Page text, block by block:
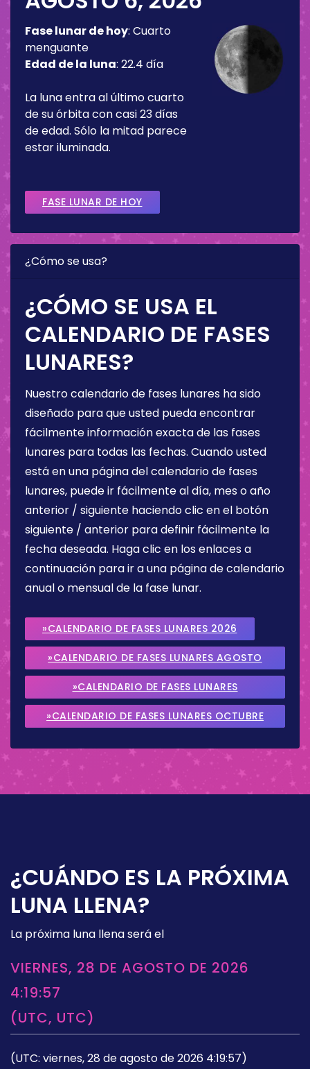
Fase lunar de hoy: Cuarto
menguante
Edad de la luna: 22.4 día
La luna entra al último cuarto
de su órbita con casi 23 días
de edad. Sólo la mitad parece
estar iluminada.
FASE LUNAR DE HOY
¿Cómo se usa?
¿CÓMO SE USA EL
CALENDARIO DE FASES
LUNARES?
Nuestro calendario de fases lunares ha sido
diseñado para que usted pueda encontrar
fácilmente información exacta de las fases
lunares para todas las fechas. Cuando usted
está en una página del calendario de fases
lunares, puede ir fácilmente al día, mes o año
anterior / siguiente haciendo clic en el botón
siguiente / anterior para definir fácilmente la
fecha deseada. Haga clic en los enlaces a
continuación para ir a una página de calendario
anual o mensual de la fase lunar.
»CALENDARIO DE FASES LUNARES 2026
»CALENDARIO DE FASES LUNARES AGOSTO
2026
»CALENDARIO DE FASES LUNARES
SEPTIEMBRE 2026
»CALENDARIO DE FASES LUNARES OCTUBRE
¿CUÁNDO ES LA PRÓXIMA
LUNA LLENA?
La próxima luna llena será el
VIERNES, 28 DE AGOSTO DE 2026
4:19:57
(UTC, UTC)
(UTC: viernes, 28 de agosto de 2026 4:19:57)